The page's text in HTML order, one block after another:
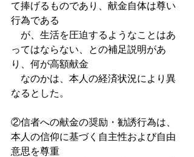
て捧げるものであり、献金自体は尊い
行為である
が、生活を圧迫するようなことはあ
ってはならない、との補足説明があ
り、何が高額献金
なのかは、本人の経済状況により異
なるとした。
②信者への献金の奨励・勧誘行為は、
本人の信仰に基づく自主性および自由
意思を尊重